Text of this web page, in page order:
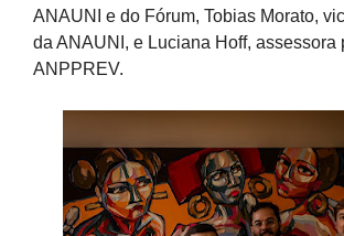
ANAUNI e do Fórum, Tobias Morato,
da ANAUNI, e Luciana Hoff, assessora
ANPPREV.